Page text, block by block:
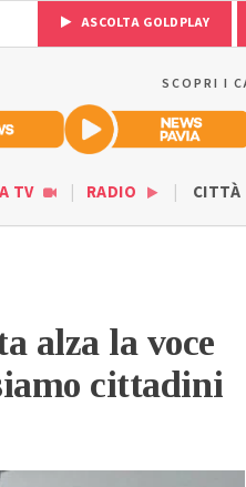
ASCOLTA GOLDPLAY
SCOPRI I
TV RADIO CITTÀ
alza la voce
cittadini